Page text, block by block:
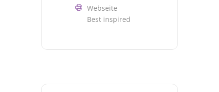
Webseite
Best inspired